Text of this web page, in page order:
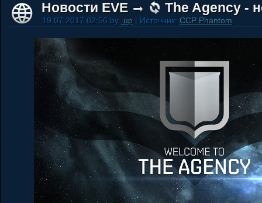
Новости EVE The Agency -
19.07.2017 02:56 by .up | Источник: CCP Phantom